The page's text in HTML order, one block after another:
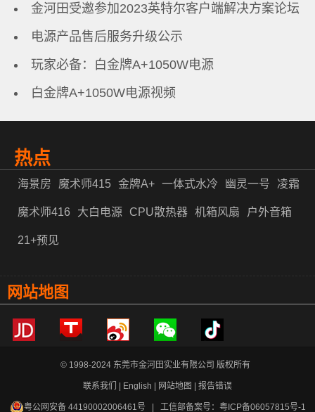
金河田受邀参加2023英特尔客户端解决方案论坛
电源产品售后服务升级公示
玩家必备：白金牌A+1050W电源
白金牌A+1050W电源视频
热点
海景房 魔术师415 金牌A+ 一体式水冷 幽灵一号 凌霜
魔术师416 大白电源 CPU散热器 机箱风扇 户外音箱
21+预见
网站地图
© 1998-2024 东莞市金河田实业有限公司 版权所有
联系我们 | English | 网站地图 | 报告错误
粤公网安备 44190002006461号 | 工信部备案号： 粤ICP备06057815号-1